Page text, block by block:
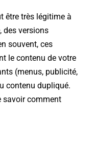
être très légitime à
des versions
souvent, ces
le contenu de votre
(menus, publicité,
contenu dupliqué.
savoir comment